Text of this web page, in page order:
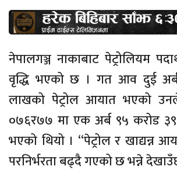
नेपालगञ्ज नाकाबाट पेट्रोलियम
वृद्धि भएको छ । गत आव दुई
लाखको पेट्रोल आयात भएको
०७६र७७ मा एक अर्ब ९५ करोड
भएको थियो । “पेट्रोल र खाद्यन्न
परनिर्भरता बढ्दै गएको छ भन्ने